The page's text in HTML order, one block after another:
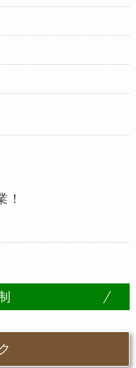
！